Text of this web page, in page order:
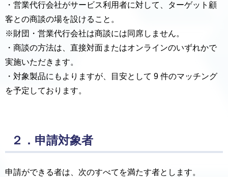
・営業代行会社がサービス利用者に対して、ターゲット顧
客との商談の場を設けること。
※財団・営業代行会社は商談には同席しません。
・商談の方法は、直接対面またはオンラインのいずれかで
実施いただきます。
・対象製品にもよりますが、目安として 9 件のマッチング
を予定しております。
２．申請対象者
申請ができる者は、次のすべてを満たす者とします。